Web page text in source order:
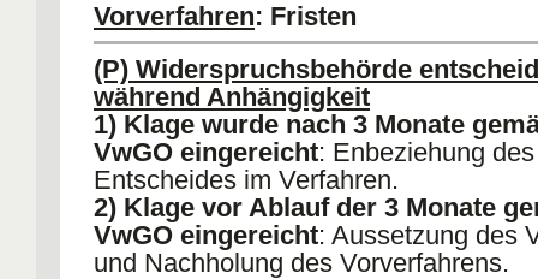
Vorverfahren: Fristen
Die Behörde gibt dem Widerspruch
Ablauf von 3 Monaten
1) statt
2) nicht statt.
Welche Folge hat dies für das
(P) Widerspruchsbehörde
während Anhängigkeit
1) Klage wurde nach 3 Monate
VwGO eingereicht: Enbeziehung des
Entscheides im Verfahren.
2) Klage vor Ablauf der 3 Monate
VwGO eingereicht: Aussetzung des
und Nachholung des Vorverfahrens.